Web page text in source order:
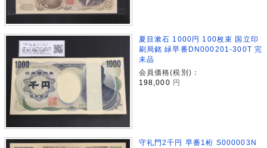
夏目漱石 1000円 100枚束 国立印
刷局銘 緑早番DN000201-300T 完
未品
会員価格(税別)：
198,000 円
守礼門2千円 早番1桁 S000003N